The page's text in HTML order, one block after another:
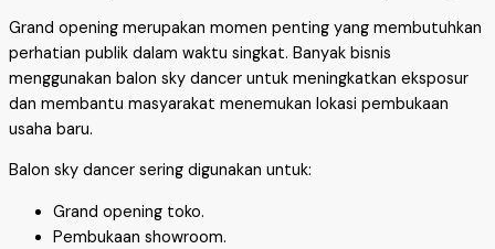
Grand opening merupakan momen penting yang membutuhkan
perhatian publik dalam waktu singkat. Banyak bisnis
menggunakan balon sky dancer untuk meningkatkan eksposur
dan membantu masyarakat menemukan lokasi pembukaan
usaha baru.
Balon sky dancer sering digunakan untuk:
Grand opening toko.
Pembukaan showroom.